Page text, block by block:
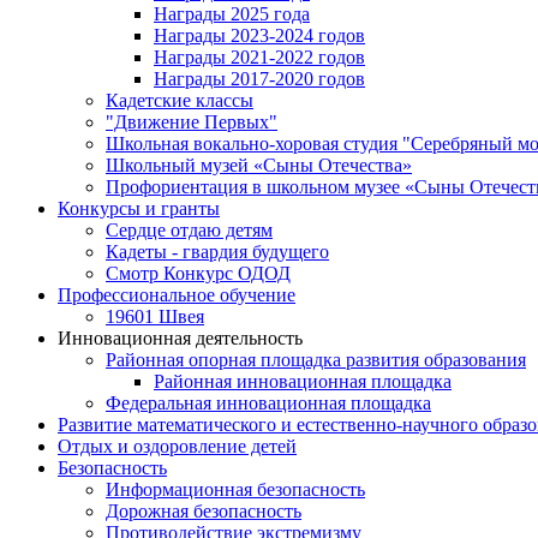
Награды 2025 года
Награды 2023-2024 годов
Награды 2021-2022 годов
Награды 2017-2020 годов
Кадетские классы
"Движение Первых"
Школьная вокально-хоровая студия "Серебряный
Школьный музей «Сыны Отечества»
Профориентация в школьном музее «Сыны
Конкурсы и гранты
Сердце отдаю детям
Кадеты - гвардия будущего
Смотр Конкурс ОДОД
Профессиональное обучение
19601 Швея
Инновационная деятельность
Районная опорная площадка развития образования
Районная инновационная площадка
Федеральная инновационная площадка
Развитие математического и естественно-научного
Отдых и оздоровление детей
Безопасность
Информационная безопасность
Дорожная безопасность
Противодействие экстремизму